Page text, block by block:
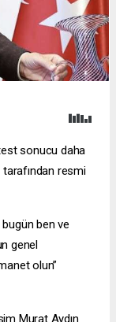
sonucu daha
tarafından resmi
bugün ben ve
genel
olun”
Murat Aydın